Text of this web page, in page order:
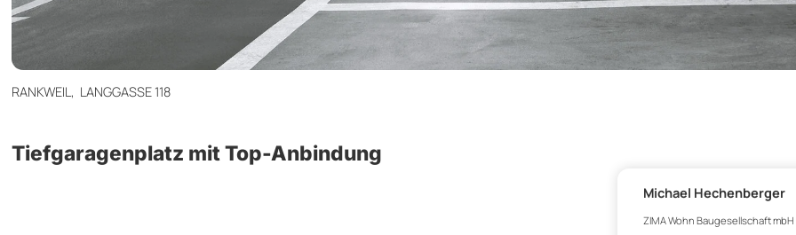
RANKWEIL, LANGGASSE 118
Tiefgaragenplatz mit Top-Anbindung
Michael Hechenberger
ZIMA Wohn Baugesellschaft mbH